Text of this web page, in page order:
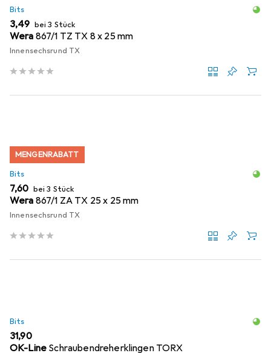
Bits
EUR
3,49 bei 3 Stück
Wera 867/1 TZ TX 8 x 25 mm
Innensechsrund TX
MENGENRABATT
Bits
EUR
7,60 bei 3 Stück
Wera 867/1 ZA TX 25 x 25 mm
Innensechsrund TX
Bits
EUR
31,90
OK-Line Schraubendreherklingen TORX